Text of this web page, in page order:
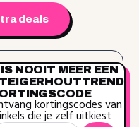
deals
NOOIT MEER EEN
kortingscodes van
die je zelf uitkiest